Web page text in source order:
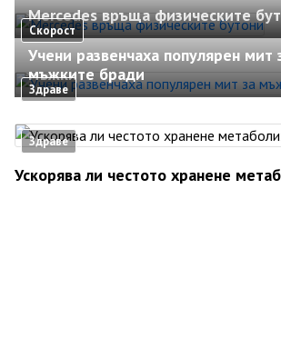
Скорост
Mercedes връща физическите
Здраве
Учени развенчаха популярен мит
мъжките бради
Здраве
Ускорява ли честото хранене